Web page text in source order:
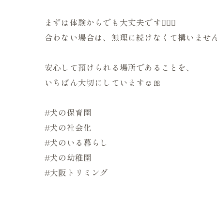
まずは体験からでも大丈夫です🙆🏻‍♀️
合わない場合は、無理に続けなくて構いませ
安心して預けられる場所であることを、
いちばん大切にしています☺️🎀
#犬の保育園
#犬の社会化
#犬のいる暮らし
#犬の幼稚園
#大阪トリミング